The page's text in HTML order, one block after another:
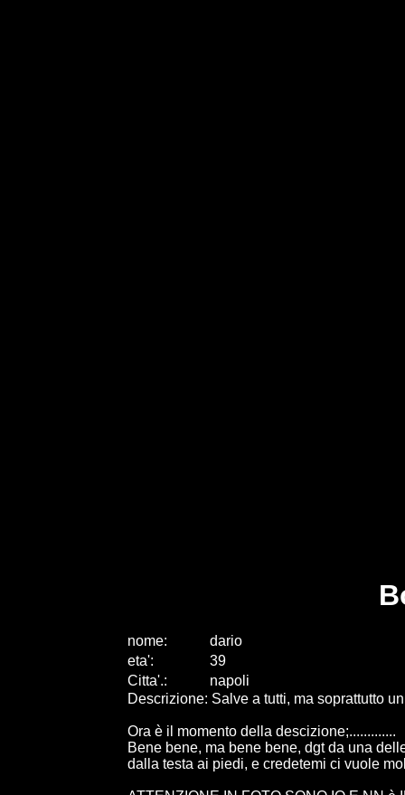
nome:
dario
eta':
39
Citta'.:
napoli
Descrizione: Salve a tutti, ma soprattutto
Ora è il momento della descizione;.............
Bene bene, ma bene bene, dgt da una
dalla testa ai piedi, e credetemi ci vuole